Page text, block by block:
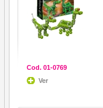
Cod. 01-0769
Ver